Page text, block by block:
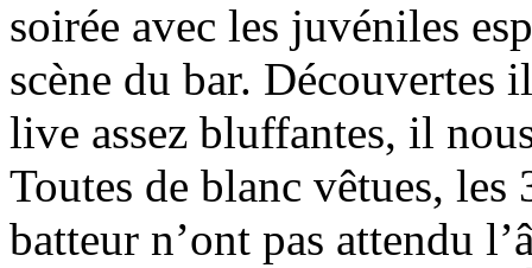
soirée avec les juvéniles
scène du bar. Découvertes
live assez bluffantes, il
Toutes de blanc vêtues, les
batteur n’ont pas attendu